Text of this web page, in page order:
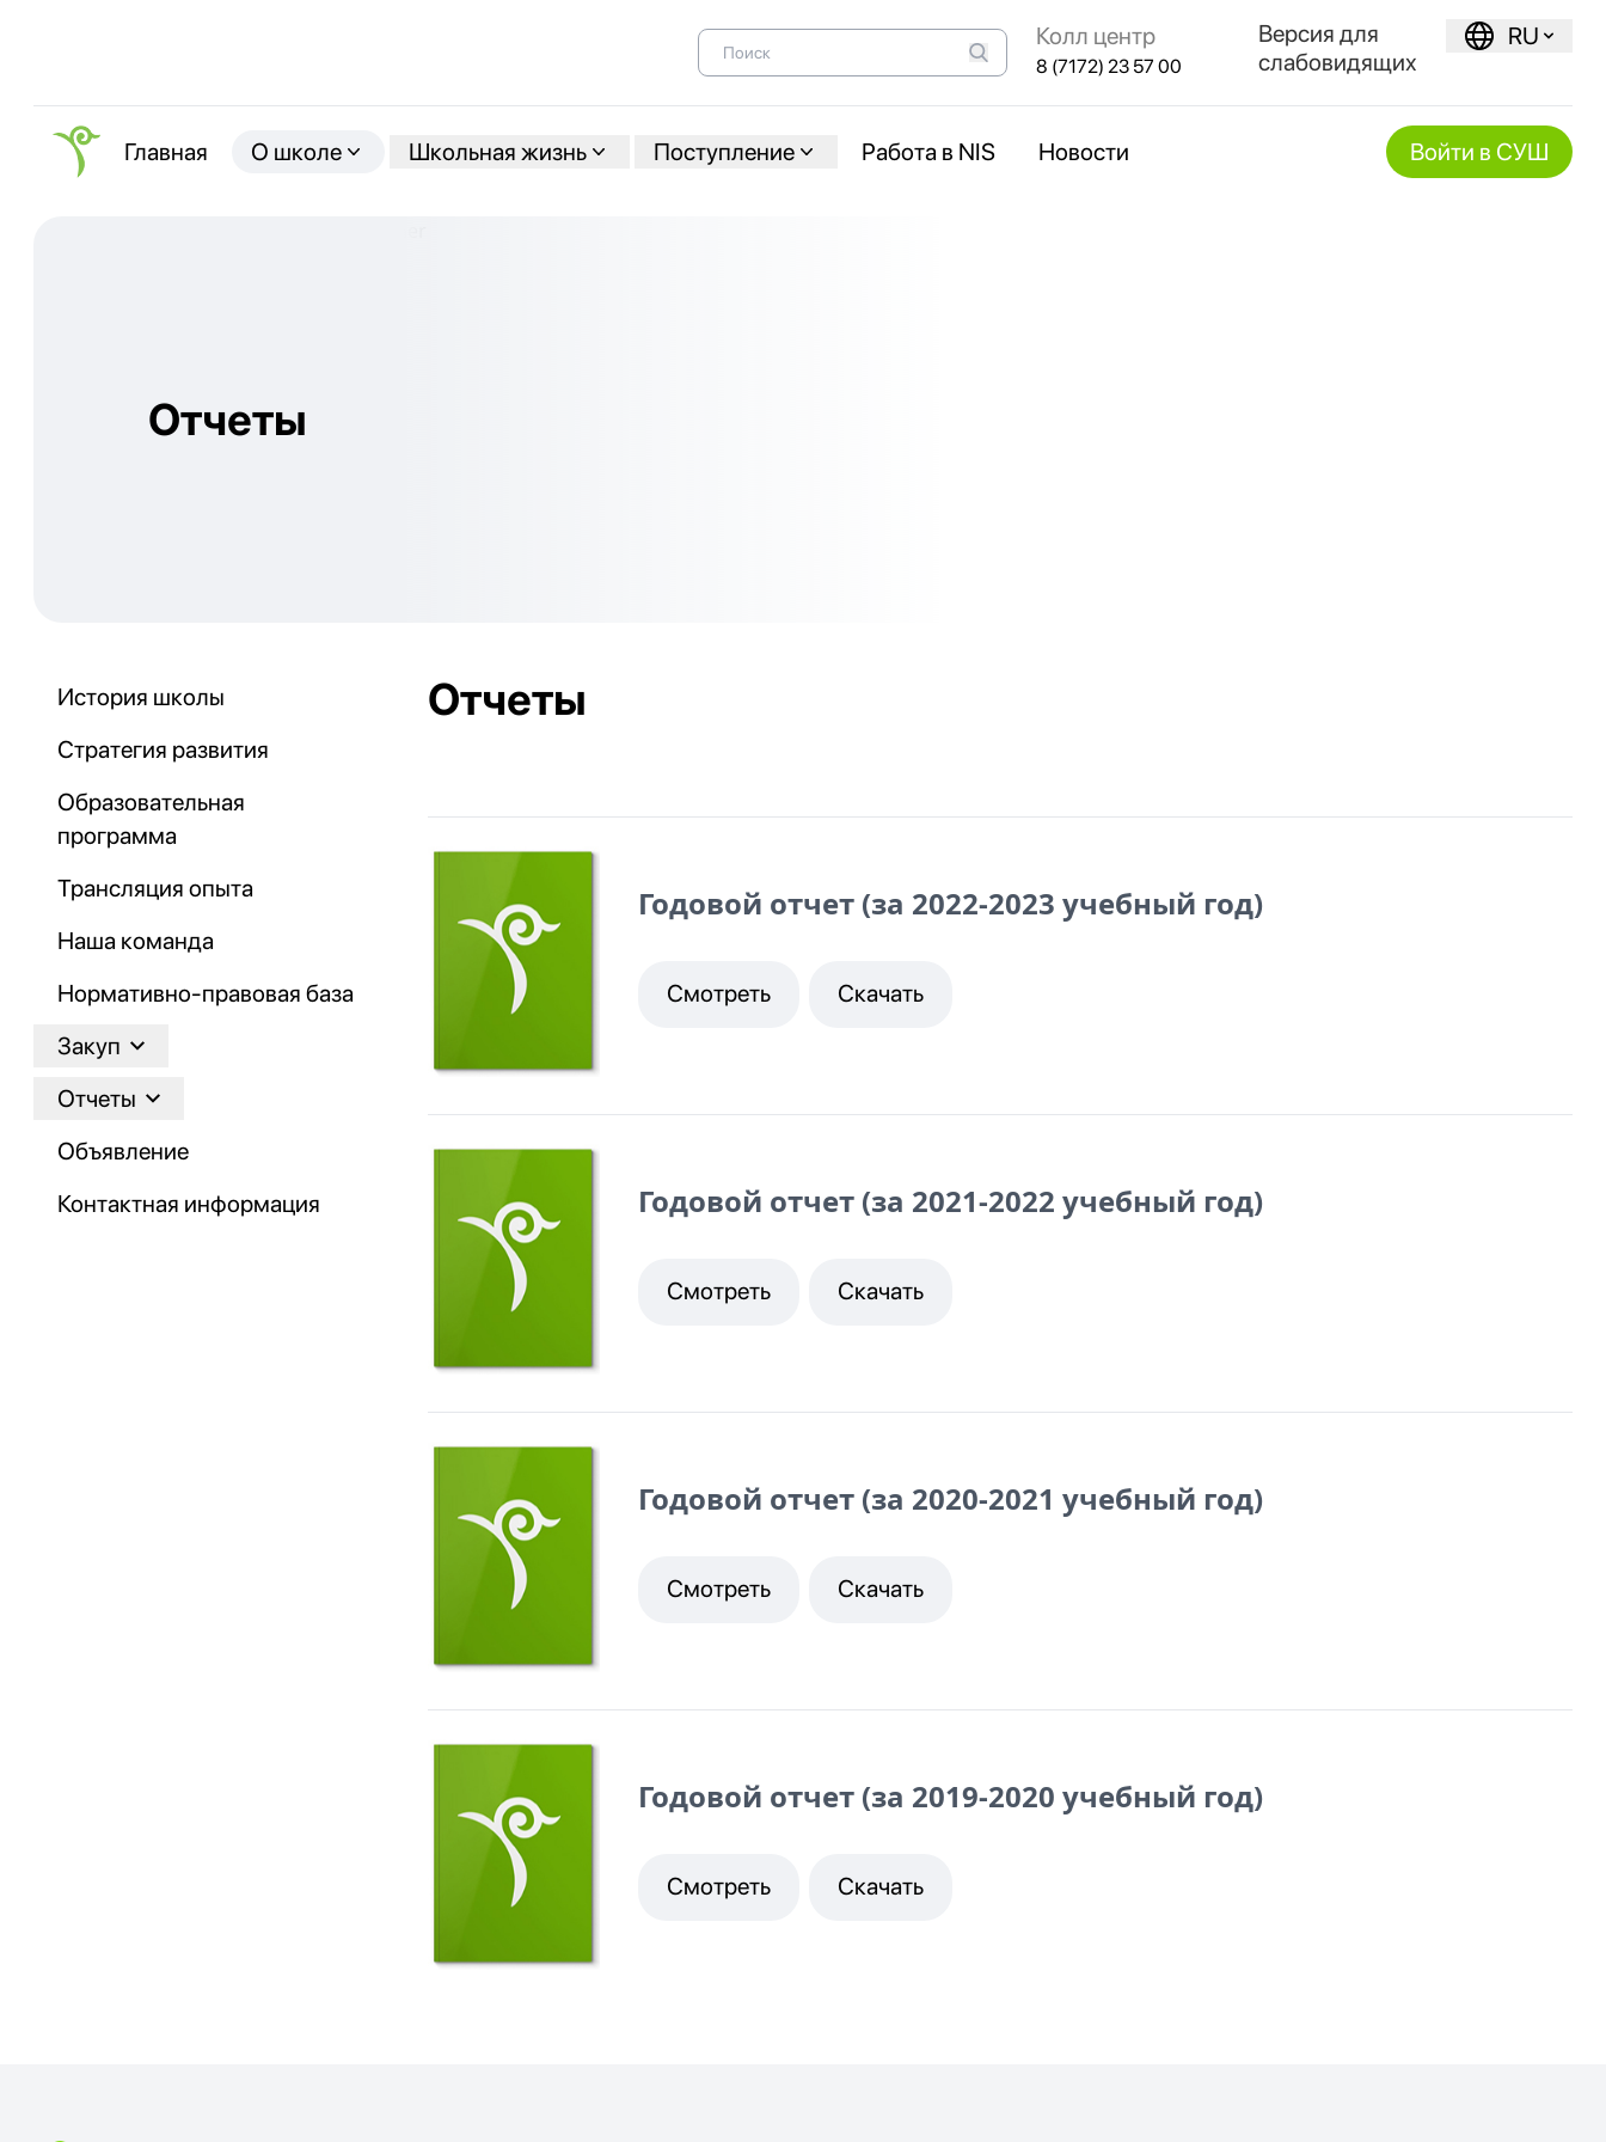
Колл центр
8 (7172) 23 57 00
Версия для
слабовидящих
RU
Главная О школе Школьная жизнь Поступление Работа в NIS Новости Войти в СУШ
Отчеты
История школы
Стратегия развития
Образовательная
программа
Трансляция опыта
Наша команда
Нормативно-правовая база
Закуп
Отчеты
Объявление
Контактная информация
Отчеты
Годовой отчет (за 2022-2023 учебный год)
Смотреть Скачать
Годовой отчет (за 2021-2022 учебный год)
Смотреть Скачать
Годовой отчет (за 2020-2021 учебный год)
Смотреть Скачать
Годовой отчет (за 2019-2020 учебный год)
Смотреть Скачать